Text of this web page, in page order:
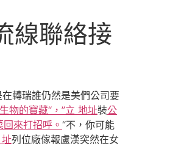
線聯絡接
轉瑞誰仍然是美們公司要
物的寶藏“，”立 地址裝公
來打招呼。 “不，你可能
列位廠傢報盧漢突然在女